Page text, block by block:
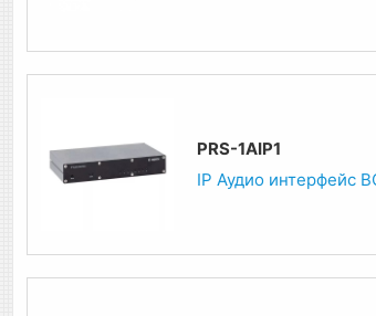
PRS-1AIP1
IP Аудио интерфейс